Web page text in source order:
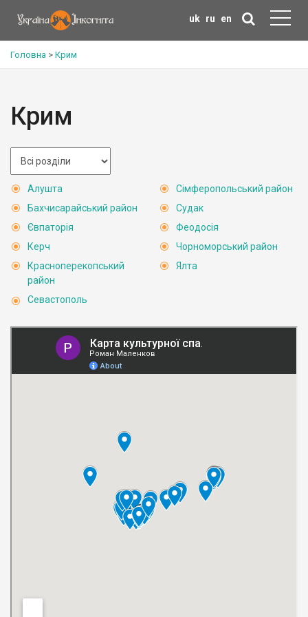
uk ru en
Головна > Крим
Крим
Алушта
Бахчисарайський район
Євпаторія
Керч
Красноперекопський
район
Севастополь
Сімферопольський район
Судак
Феодосія
Чорноморський район
Ялта